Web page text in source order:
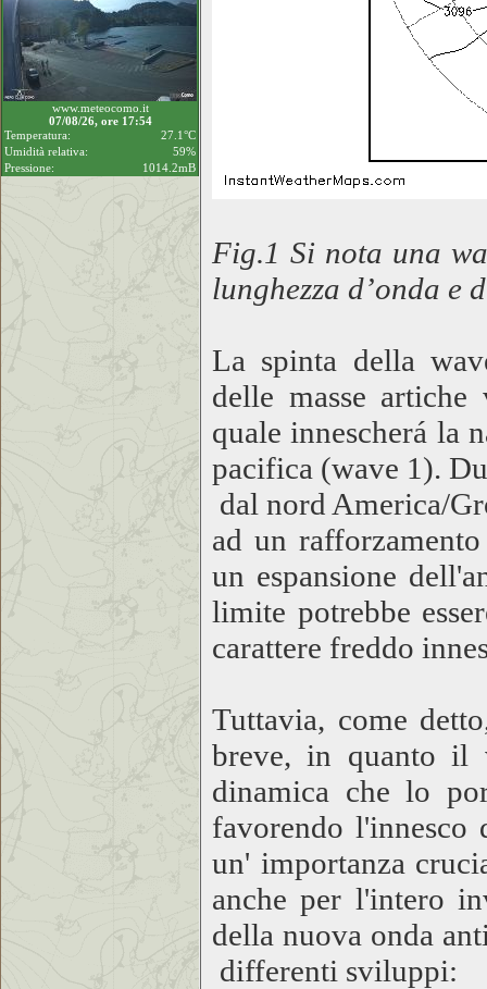
www.meteocomo.it
07/08/26, ore 17:54
Temperatura:
27.1°C
Umidità relativa:
59%
Pressione:
1014.2mB
Fig.1 Si nota una
lunghezza d’onda e
La spinta della
delle masse
quale innescherá la
pacifica (wave 1).
dal nord America/
ad un
un espansione
limite potrebbe
carattere freddo
Tuttavia, come
breve, in quanto il
dinamica che lo
favorendo l'innesco
un' importanza
anche per l'intero
della nuova onda
differenti sviluppi: